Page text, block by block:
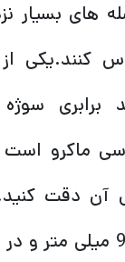
های بسیار
کنند.یکی
برابری
ماکرو است
آن دقت
باید حداقل 90 میلی